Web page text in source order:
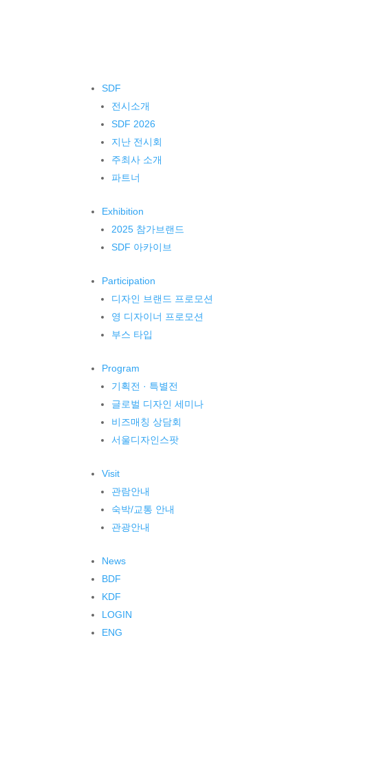
SDF
전시소개
SDF 2026
지난 전시회
주최사 소개
파트너
Exhibition
2025 참가브랜드
SDF 아카이브
Participation
디자인 브랜드 프로모션
영 디자이너 프로모션
부스 타입
Program
기획전 · 특별전
글로벌 디자인 세미나
비즈매칭 상담회
서울디자인스팟
Visit
관람안내
숙박/교통 안내
관광안내
News
BDF
KDF
LOGIN
ENG